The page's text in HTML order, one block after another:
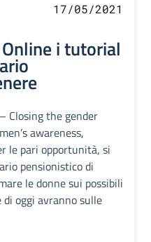
17/05/2021
i tutorial
Closing the gender
awareness,
le pari opportunità, si
pensionistico di
le donne sui possibili
oggi avranno sulle